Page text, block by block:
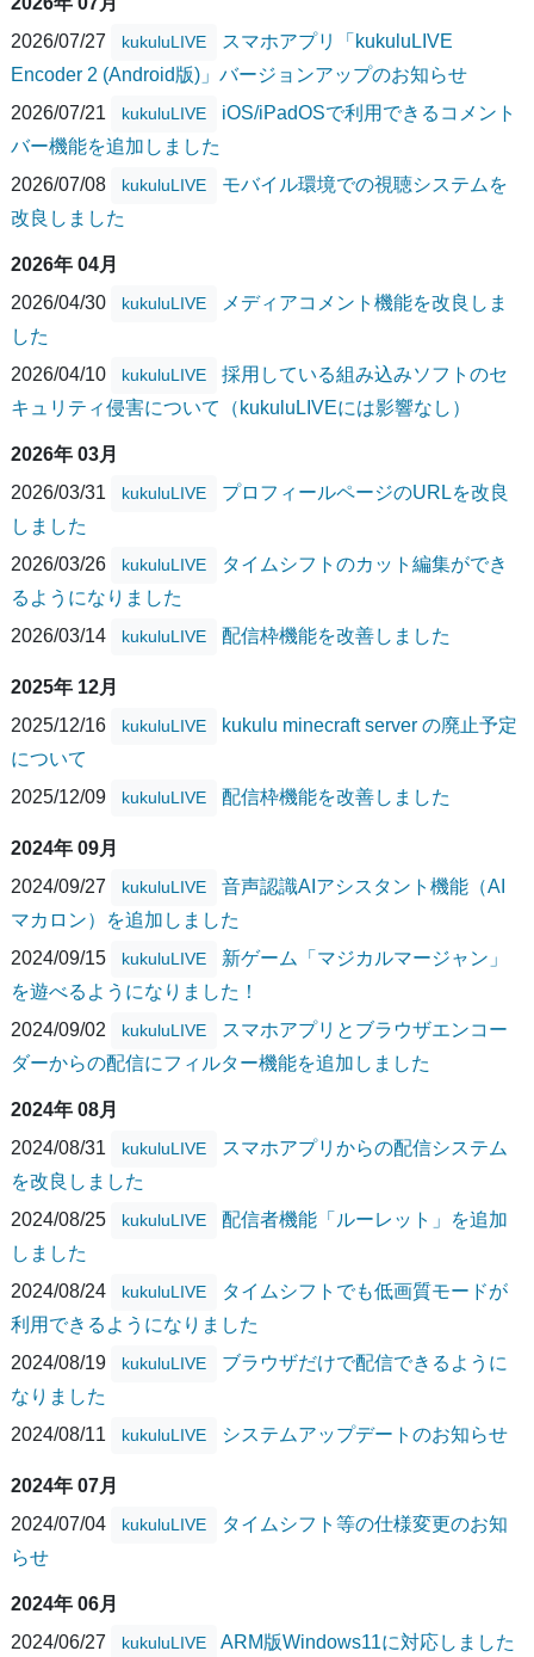
2026/07/27
kukuluLIVE
スマホアプリ「kukuluLIVE
Encoder 2 (Android版)」バージョンアップのお知らせ
2026/07/21
kukuluLIVE
iOS/iPadOSで利用できるコメント
バー機能を追加しました
2026/07/08
kukuluLIVE
モバイル環境での視聴システムを
改良しました
2026年 04月
2026/04/30
kukuluLIVE
メディアコメント機能を改良しま
した
2026/04/10
kukuluLIVE
採用している組み込みソフトのセ
キュリティ侵害について（kukuluLIVEには影響なし）
2026年 03月
2026/03/31
kukuluLIVE
プロフィールページのURLを改良
しました
2026/03/26
kukuluLIVE
タイムシフトのカット編集ができ
るようになりました
2026/03/14
kukuluLIVE 配信枠機能を改善しました
2025年 12月
2025/12/16
kukuluLIVE
kukulu minecraft server の廃止予定
について
2025/12/09
kukuluLIVE 配信枠機能を改善しました
2024年 09月
2024/09/27
kukuluLIVE
音声認識AIアシスタント機能（AI
マカロン）を追加しました
2024/09/15
kukuluLIVE
新ゲーム「マジカルマージャン」
を遊べるようになりました！
2024/09/02
kukuluLIVE
スマホアプリとブラウザエンコー
ダーからの配信にフィルター機能を追加しました
2024年 08月
2024/08/31
kukuluLIVE
スマホアプリからの配信システム
を改良しました
2024/08/25
kukuluLIVE
配信者機能「ルーレット」を追加
しました
2024/08/24
kukuluLIVE
タイムシフトでも低画質モードが
利用できるようになりました
2024/08/19
kukuluLIVE
ブラウザだけで配信できるように
なりました
2024/08/11
kukuluLIVE システムアップデートのお知らせ
2024年 07月
2024/07/04
kukuluLIVE
タイムシフト等の仕様変更のお知
らせ
2024年 06月
2024/06/27
kukuluLIVE ARM版Windows11に対応しました